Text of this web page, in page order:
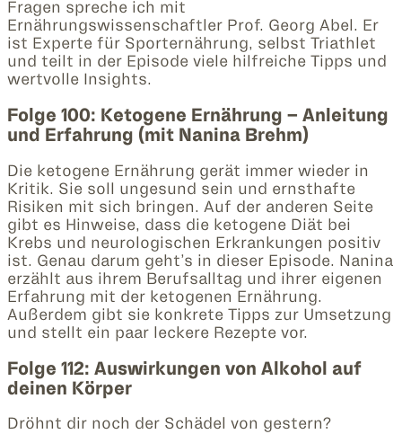
Fragen spreche ich mit
Ernährungswissenschaftler Prof. Georg Abel. Er
ist Experte für Sporternährung, selbst Triathlet
und teilt in der Episode viele hilfreiche Tipps und
wertvolle Insights.
Folge 100: Ketogene Ernährung – Anleitung
und Erfahrung (mit Nanina Brehm)
Die ketogene Ernährung gerät immer wieder in
Kritik. Sie soll ungesund sein und ernsthafte
Risiken mit sich bringen. Auf der anderen Seite
gibt es Hinweise, dass die ketogene Diät bei
Krebs und neurologischen Erkrankungen positiv
ist. Genau darum geht’s in dieser Episode. Nanina
erzählt aus ihrem Berufsalltag und ihrer eigenen
Erfahrung mit der ketogenen Ernährung.
Außerdem gibt sie konkrete Tipps zur Umsetzung
und stellt ein paar leckere Rezepte vor.
Folge 112: Auswirkungen von Alkohol auf
deinen Körper
Dröhnt dir noch der Schädel von gestern?